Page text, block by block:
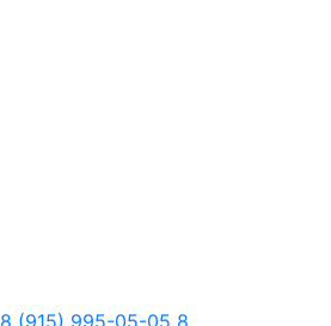
8 (915) 995-05-05 8